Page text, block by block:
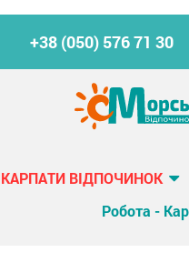
+38 (050) 576 71 30
КАРПАТИ ВІДПОЧИНОК
Робота -